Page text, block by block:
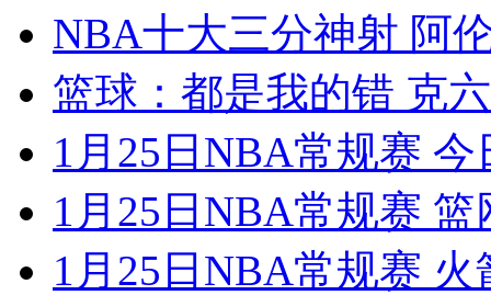
NBA十大三分神射 阿
篮球：都是我的错 克
1月25日NBA常规赛
1月25日NBA常规赛
1月25日NBA常规赛